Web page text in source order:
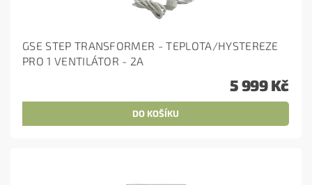
GSE STEP TRANSFORMER - TEPLOTA/HYSTEREZE
PRO 1 VENTILÁTOR - 2A
5 999 Kč